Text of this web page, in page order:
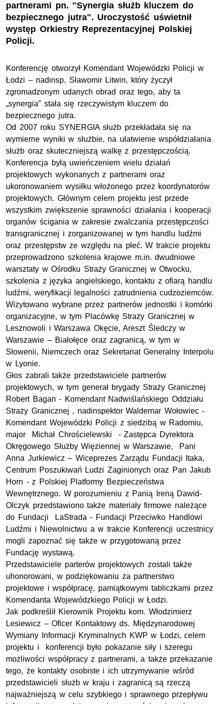
partnerami pn. "Synergia służb kluczem do
bezpiecznego jutra". Uroczystość uświetnił
występ Orkiestry Reprezentacyjnej Polskiej
Policji.
Konferencję otworzył Komendant Wojewódzki Policji w
Łodzi – nadinsp. Sławomir Litwin, który życzył
zgromadzonym udanych obrad oraz tego, aby ta
„synergia” stała się rzeczywistym kluczem do
bezpiecznego jutra.
Od 2007 roku SYNERGIA służb przekładała się na
wymierne wyniki w służbie, na ułatwienie współdziałania
służb oraz skuteczniejszą walkę z przestępczością.
Konferencja byłą uwieńczeniem wielu działań
projektowych wykonanych z partnerami oraz
ukoronowaniem wysiłku włożonego przez koordynatorów
projektowych. Głównym celem projektu jest przede
wszystkim zwiększenie sprawności działania i kooperacji
organów ścigania w zakresie zwalczania przestępczości
transgranicznej i zorganizowanej w tym handlu ludźmi
oraz przestępstw ze względu na płeć. W trakcie projektu
przeprowadzono szkolenia krajowe m.in. dwudniowe
warsztaty w Ośrodku Straży Granicznej w Otwocku,
szkolenia z języka angielskiego, kontaktu z ofiarą handlu
ludźmi, weryfikacji legalności zatrudnienia cudzoziemców.
Wizytowano wybrane przez partnerów jednostki i komórki
organizacyjne, w tym Placówkę Straży Granicznej w
Lesznowoli i Warszawa Okęcie, Areszt Śledczy w
Warszawie – Białołęce oraz zagranicą, w tym w
Słowenii, Niemczech oraz Sekretariat Generalny Interpolu
w Lyonie.
Głos zabrali także przedstawiciele partnerów
projektowych, w tym generał brygady Straży Granicznej
Robert Bagan - Komendant Nadwiślańskiego Oddziału
Straży Granicznej , nadinspektor Waldemar Wołowiec -
Komendant Wojewódzki Policji z siedzibą w Radomiu,
major Michał Chrościelewski - Zastępca Dyrektora
Okręgowego Służby Więziennej w Warszawie, Pani
Anna Jurkiewicz – Wiceprezes Zarządu Fundacji Itaka,
Centrum Poszukiwań Ludzi Zaginionych oraz Pan Jakub
Horn - z Polskiej Platformy Bezpieczeństwa
Wewnętrznego. W porozumieniu z Panią Ireną Dawid-
Olczyk przedstawiono także materiały firmowe należące
do Fundacji LaStrada - Fundacji Przeciwko Handlowi
Ludźmi i Niewolnictwu a w trakcie Konferencji uczestnicy
mogli zapoznać się także w przygotowaną przez
Fundację wystawą.
Przedstawiciele parterów projektowych zostali także
uhonorowani, w podziękowaniu za partnerstwo
projektowe i współpracę, pamiątkowymi tabliczkami przez
Komendanta Wojewódzkiego Policji w Łodzi.
Jak podkreślił Kierownik Projektu kom. Włodzimierz
Lesiewicz – Oficer Kontaktowyds. Międzynarodowej
Wymiany Informacji Kryminalnych KWP w Łodzi, celem
projektu i konferencji było pokazanie siły i szeregu
możliwości współpracy z partnerami, a także przekazanie
tego, że kontakty osobiste i ich utrzymywanie wśród
przedstawicieli służb w kraju i zagranicą są rzeczą
najważniejszą w celu szybkiego i sprawnego przepływu